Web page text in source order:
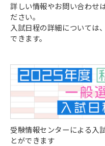
詳しい情報やお問い合わせは
ださい。
入試日程の詳細については、
できます。
受験情報センターによる入
とができます